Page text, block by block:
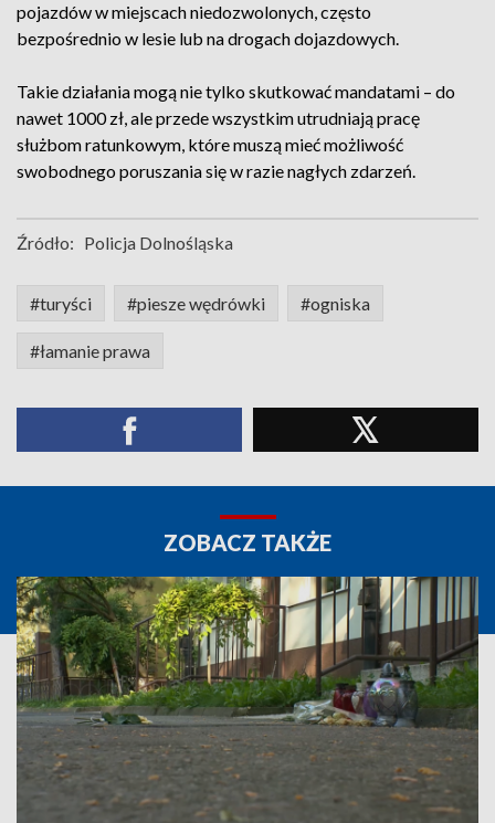
pojazdów w miejscach niedozwolonych, często
bezpośrednio w lesie lub na drogach dojazdowych.
Takie działania mogą nie tylko skutkować mandatami – do
nawet 1000 zł, ale przede wszystkim utrudniają pracę
służbom ratunkowym, które muszą mieć możliwość
swobodnego poruszania się w razie nagłych zdarzeń.
Źródło: Policja Dolnośląska
#turyści #piesze wędrówki #ogniska
#łamanie prawa
ZOBACZ TAKŻE